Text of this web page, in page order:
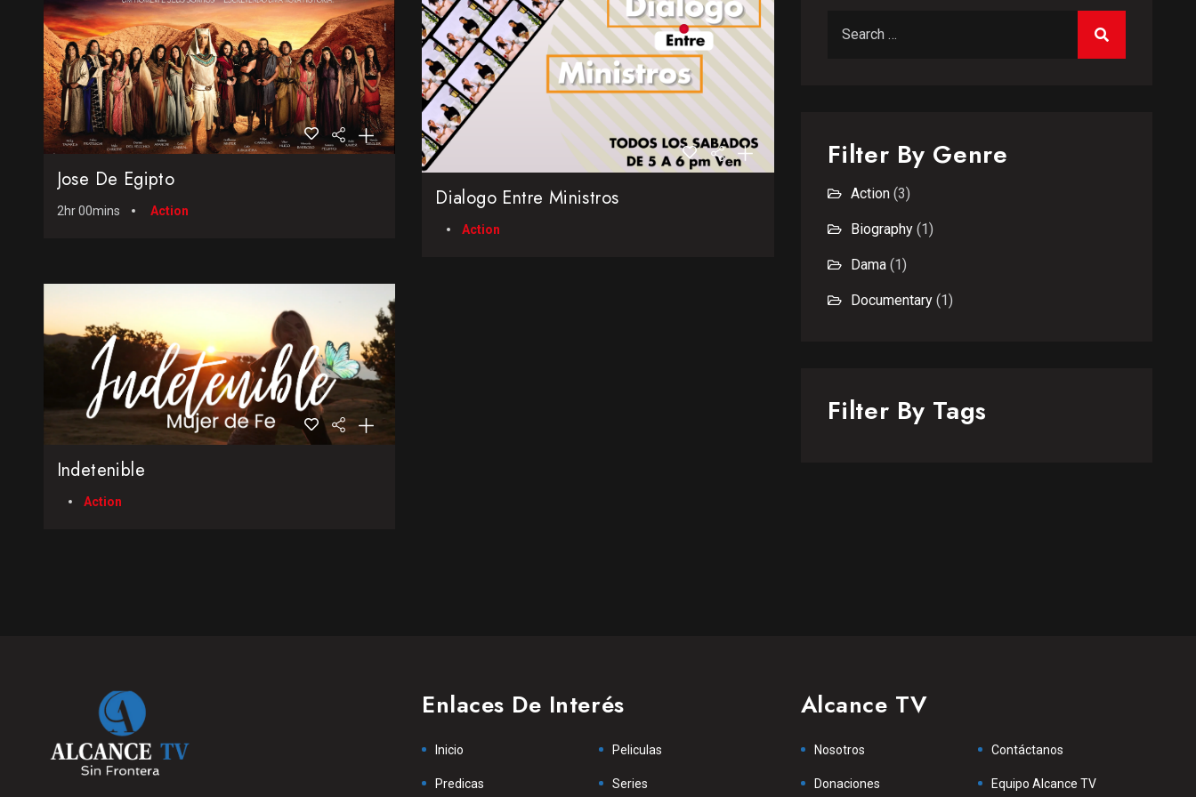
Jose De Egipto
2hr 00mins Action
Dialogo Entre Ministros
Action
Indetenible
Action
Filter By Genre
Action (3)
Biography (1)
Dama (1)
Documentary (1)
Filter By Tags
Enlaces De Interés
Inicio Peliculas
Predicas Series
Alcance TV
Nosotros Contáctanos
Donaciones Equipo Alcance TV